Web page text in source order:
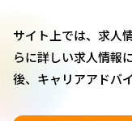
サイト上では、求人
らに詳しい求人情報
後、キャリアアドバ